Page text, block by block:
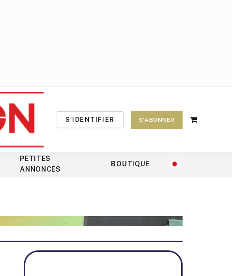
S'IDENTIFIER S'ABONNER
Shopping
PETITES
ANNONCES
BOUTIQUE